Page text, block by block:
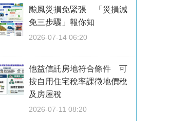
颱風災損免緊張 「災損減
免三步驟」報你知
2026-07-14 06:20
他益信託房地符合條件 可
按自用住宅稅率課徵地價稅
及房屋稅
2026-07-11 08:20